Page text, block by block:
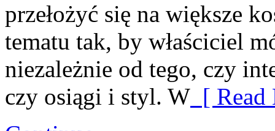
przełożyć się na większe
tematu tak, by właściciel
niezależnie od tego, czy
czy osiągi i styl. W [